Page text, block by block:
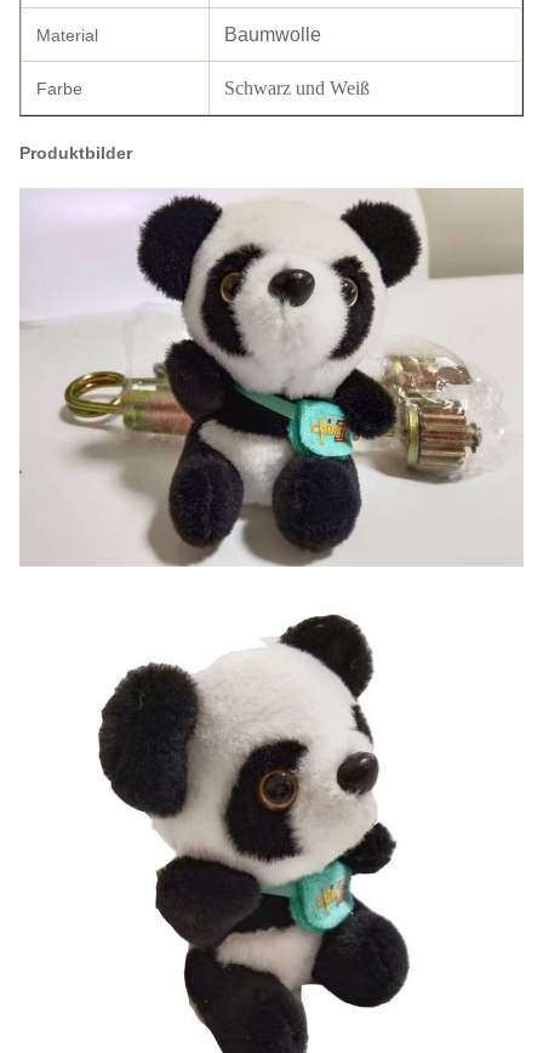
Material Baumwolle
Farbe Schwarz und Weiß
Produktbilder